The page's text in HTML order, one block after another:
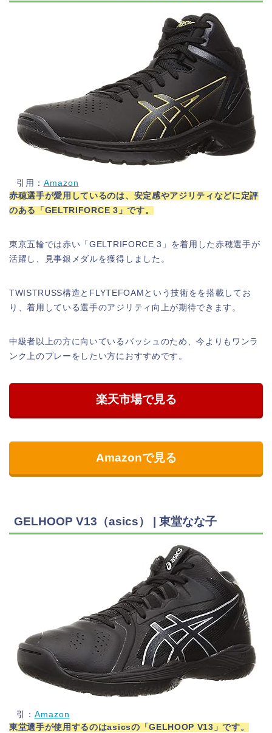
引用： Amazon
赤穂選手が愛用しているのは、安定感やアジリティなどに定評
のある「GELTRIFORCE 3」です。
東京五輪では赤い「GELTRIFORCE 3」を着用した赤穂選手が
活躍し、見事銀メダルを獲得しました。
TWISTRUSS構造とFLYTEFOAMという技術をを搭載してお
り、着用している選手のアジリティ向上が期待できます。
中級者以上の方に向いているバッシュのため、今よりもワンラ
ンク上のプレーをしたい方におすすめです。
楽天市場で見る
Amazonで見る
GELHOOP V13（asics） | 東堂なな子
引： Amazon
東堂選手が使用するのはasicsの「GELHOOP V13」です。